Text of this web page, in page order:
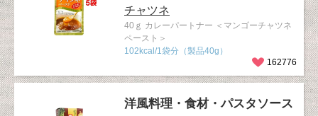
チャツネ
40ｇ カレーパートナー ＜マンゴーチャツネ
ペースト＞
102kcal/1袋分（製品40g）
162776
洋風料理・食材・パスタソース